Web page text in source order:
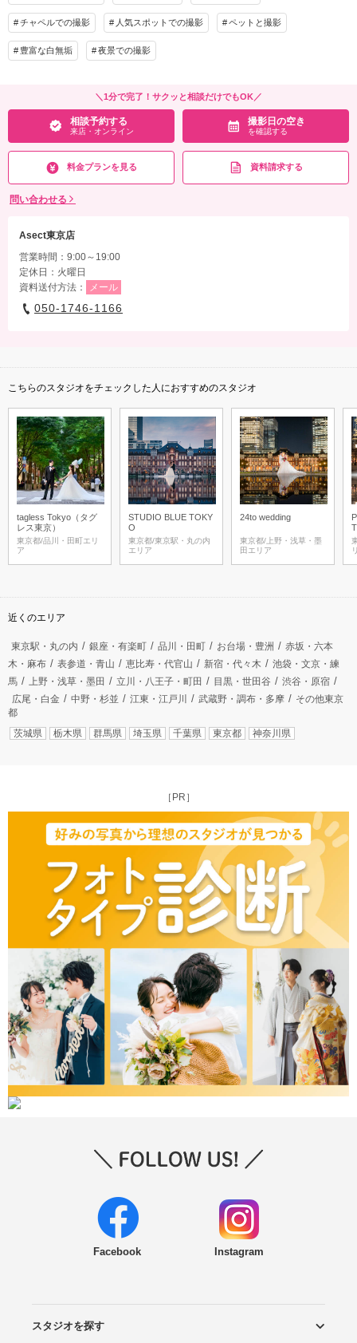
チャペルでの撮影 人気スポットでの撮影 ペットと撮影
豊富な白無垢 夜景での撮影
＼1分で完了！サクッと相談だけでもOK／
相談予約する
来店・オンライン
撮影日の空き
を確認する
料金プランを見る 資料請求する
問い合わせる
Asect東京店
営業時間：9:00～19:00
定休日：火曜日
資料送付方法：
メール
050-1746-1166
こちらのスタジオをチェックした人におすすめのスタジオ
tagless Tokyo（タグ
レス東京）
東京都/品川・田町エリ
ア
STUDIO BLUE TOKY
O
東京都/東京駅・丸の内
エリア
24to wedding
東京都/上野・浅草・墨
田エリア
近くのエリア
東京駅・丸の内 銀座・有楽町 品川・田町 お台場・豊洲
赤坂・六本
木・麻布
表参道・青山 恵比寿・代官山 新宿・代々木
池袋・文京・練
馬
上野・浅草・墨田 立川・八王子・町田 目黒・世田谷
渋谷・原宿
広尾・白金
中野・杉並 江東・江戸川 武蔵野・調布・多摩
その他東京
都
茨城県
栃木県 群馬県 埼玉県 千葉県 東京都 神奈川県
［PR］
Facebook Instagram
スタジオを探す